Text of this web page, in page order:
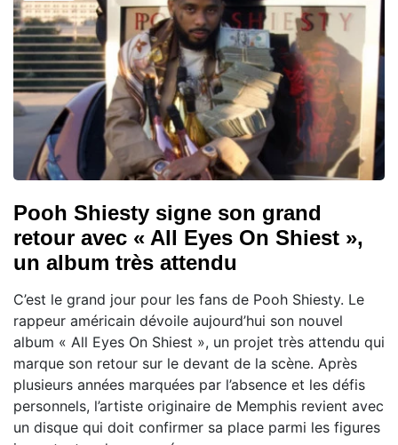
Pooh Shiesty signe son grand
retour avec « All Eyes On Shiest »,
un album très attendu
C’est le grand jour pour les fans de Pooh Shiesty. Le
rappeur américain dévoile aujourd’hui son nouvel
album « All Eyes On Shiest », un projet très attendu qui
marque son retour sur le devant de la scène. Après
plusieurs années marquées par l’absence et les défis
personnels, l’artiste originaire de Memphis revient avec
un disque qui doit confirmer sa place parmi les figures